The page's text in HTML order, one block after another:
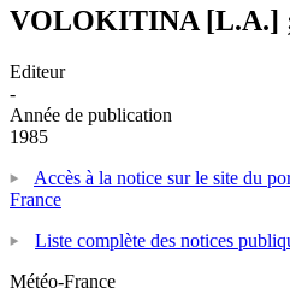
VOLOKITINA [L.A.]
Editeur
-
Année de publication
1985
Accès à la notice sur le site du
France
Liste complète des notices
Météo-France